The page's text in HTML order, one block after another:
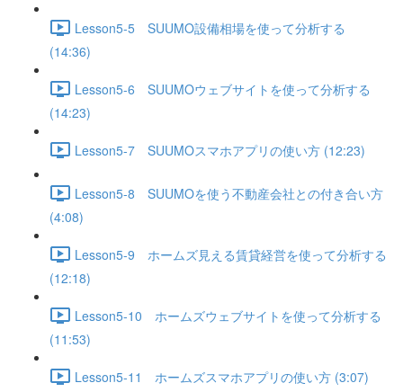
Lesson5-5 SUUMO設備相場を使って分析する
(14:36)
Lesson5-6 SUUMOウェブサイトを使って分析する
(14:23)
Lesson5-7 SUUMOスマホアプリの使い方 (12:23)
Lesson5-8 SUUMOを使う不動産会社との付き合い方
(4:08)
Lesson5-9 ホームズ見える賃貸経営を使って分析する
(12:18)
Lesson5-10 ホームズウェブサイトを使って分析する
(11:53)
Lesson5-11 ホームズスマホアプリの使い方 (3:07)